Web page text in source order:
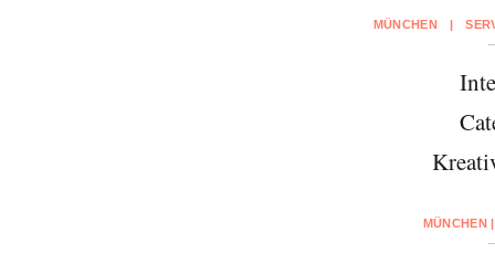
MÜNCHEN |
MÜNCHEN